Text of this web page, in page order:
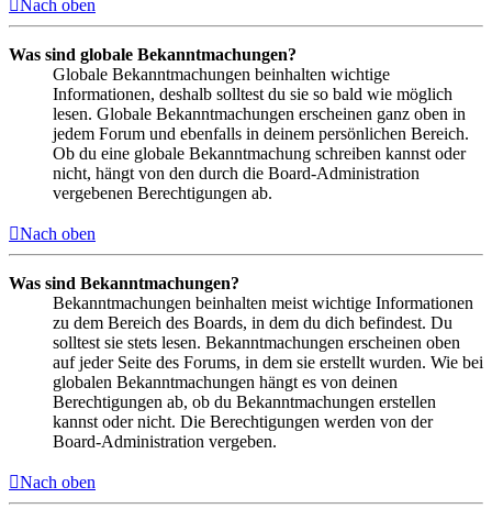
Nach oben
Was sind globale Bekanntmachungen?
Globale Bekanntmachungen beinhalten wichtige
Informationen, deshalb solltest du sie so bald wie möglich
lesen. Globale Bekanntmachungen erscheinen ganz oben in
jedem Forum und ebenfalls in deinem persönlichen Bereich.
Ob du eine globale Bekanntmachung schreiben kannst oder
nicht, hängt von den durch die Board-Administration
vergebenen Berechtigungen ab.
Nach oben
Was sind Bekanntmachungen?
Bekanntmachungen beinhalten meist wichtige Informationen
zu dem Bereich des Boards, in dem du dich befindest. Du
solltest sie stets lesen. Bekanntmachungen erscheinen oben
auf jeder Seite des Forums, in dem sie erstellt wurden. Wie bei
globalen Bekanntmachungen hängt es von deinen
Berechtigungen ab, ob du Bekanntmachungen erstellen
kannst oder nicht. Die Berechtigungen werden von der
Board-Administration vergeben.
Nach oben